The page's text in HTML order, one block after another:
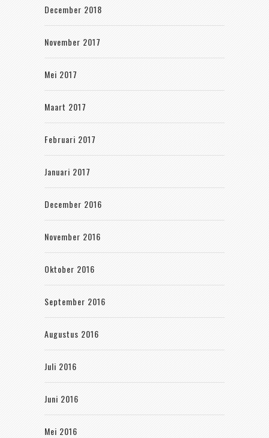
December 2018
November 2017
Mei 2017
Maart 2017
Februari 2017
Januari 2017
December 2016
November 2016
Oktober 2016
September 2016
Augustus 2016
Juli 2016
Juni 2016
Mei 2016